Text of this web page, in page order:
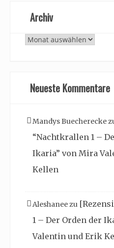
Archiv
Archiv
Neueste Kommentare
Mandys Buecherecke
“Nachtkrallen 1 –
Ikaria” von Mira
Kellen
Aleshaneezu
1 – Der Orden der
Valentin und Erik